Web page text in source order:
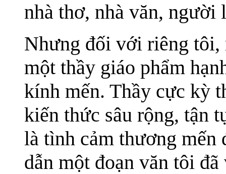
nhà thơ, nhà văn,
Nhưng đối với riêng tôi,
một thầy giáo phẩm
kính mến. Thầy cực kỳ
kiến thức sâu rộng, tận
là tình cảm thương
dẫn một đoạn văn tôi